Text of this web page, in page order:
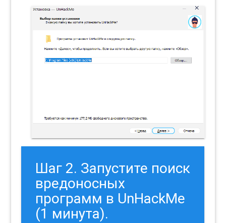
Шаг 2. Запустите поиск
вредоносных
программ в UnHackMe
(1 минута).